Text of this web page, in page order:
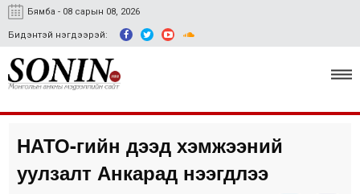
Бямба - 08 сарын 08, 2026
Бидэнтэй нэгдээрэй:
Улс төр, эдийн засаг
Гэмт хэрэг
НАТО-гийн дээд хэмжээний
уулзалт Анкарад нээгдлээ